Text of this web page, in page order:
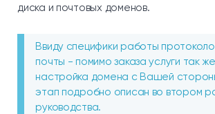
диска и почтовых доменов.
Ввиду специфики работы
почты - помимо заказа услуги так
настройка домена с Вашей
этап подробно описан во втором
руководства.